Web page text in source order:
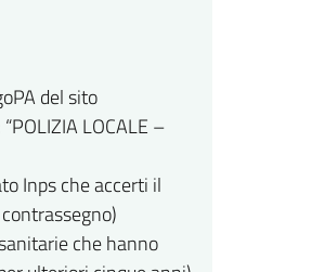
del sito
LOCALE –
Inps che accerti il
che hanno